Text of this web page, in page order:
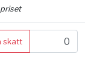
skatt